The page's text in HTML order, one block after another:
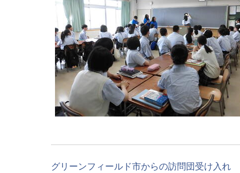
グリーンフィールド市からの訪問団受け入れ